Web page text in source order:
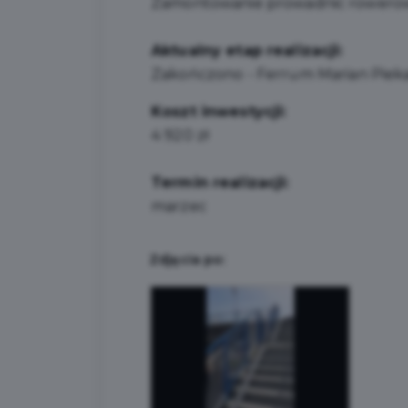
Aktualny etap realizacji:
Zakończono - Ferrum Marian
Koszt inwestycji:
Termin realizacji:
marzec
Zdjęcia po: